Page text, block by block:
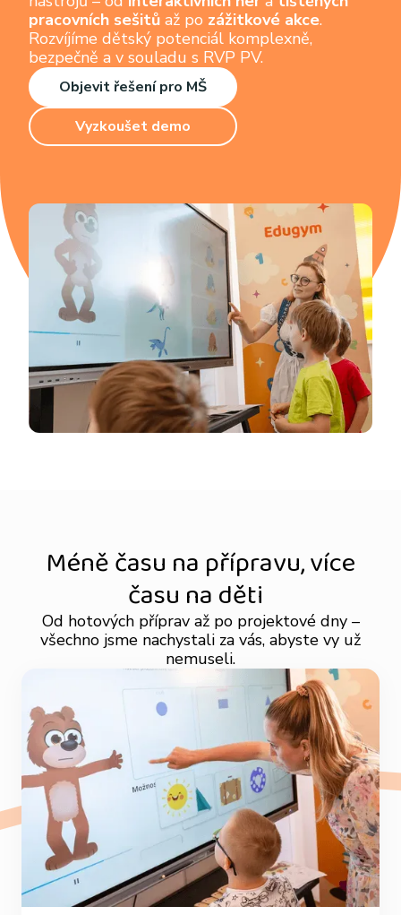
pracovních sešitů až po zážitkové akce.
Rozvíjíme dětský potenciál komplexně,
bezpečně a v souladu s RVP PV.
Objevit řešení pro MŠ
Vyzkoušet demo
Méně času na přípravu, více
času na děti
Od hotových příprav až po projektové dny –
všechno jsme nachystali za vás, abyste vy už
nemuseli.